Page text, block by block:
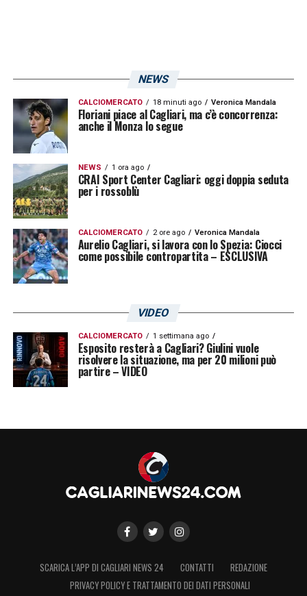
NEWS
CALCIOMERCATO 18 minuti ago Veronica Mandala
Floriani piace al Cagliari, ma c’è concorrenza:
anche il Monza lo segue
NEWS 1 ora ago
CRAI Sport Center Cagliari: oggi doppia seduta
per i rossoblù
CALCIOMERCATO 2 ore ago Veronica Mandala
Aurelio Cagliari, si lavora con lo Spezia: Ciocci
come possibile contropartita – ESCLUSIVA
VIDEO
CALCIOMERCATO 1 settimana ago
Esposito resterà a Cagliari? Giulini vuole
risolvere la situazione, ma per 20 milioni può
partire – VIDEO
SCARICA L’APP DI CAGLIARI NEWS 24 CONTATTI
REDAZIONE
PRIVACY POLICY E TRATTAMENTO DEI DATI PERSONALI